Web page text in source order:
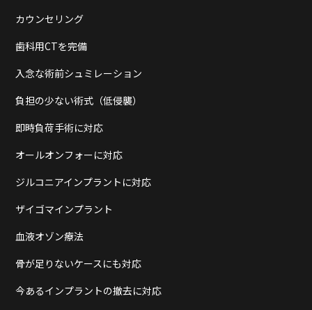
カウンセリング
歯科用CTを完備
入念な術前シュミレーション
負担の少ない術式（低侵襲）
即時負荷手術に対応
オールオンフォーに対応
ジルコニアインプラントに対応
ザイゴマインプラント
血液オゾン療法
骨が足りないケースにも対応
今あるインプラントの撤去に対応